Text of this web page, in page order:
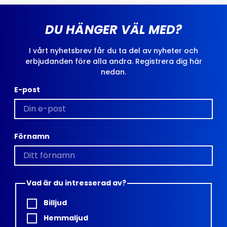
DU HÄNGER VÄL MED?
I vårt nyhetsbrev får du ta del av nyheter och
erbjudanden före alla andra. Registrera dig här
nedan.
E-post
Förnamn
Vad är du intresserad av?
Billjud
Hemmaljud